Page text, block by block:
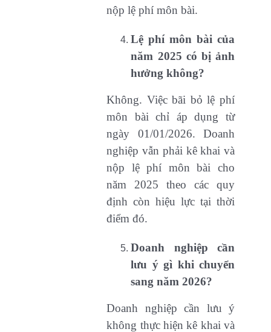
nộp lệ phí môn bài.
Lệ phí môn bài của
năm 2025 có bị ảnh
hưởng không?
Không. Việc bãi bỏ lệ phí
môn bài chỉ áp dụng từ
ngày 01/01/2026. Doanh
nghiệp vẫn phải kê khai và
nộp lệ phí môn bài cho
năm 2025 theo các quy
định còn hiệu lực tại thời
điểm đó.
Doanh nghiệp cần
lưu ý gì khi chuyển
sang năm 2026?
Doanh nghiệp cần lưu ý
không thực hiện kê khai và